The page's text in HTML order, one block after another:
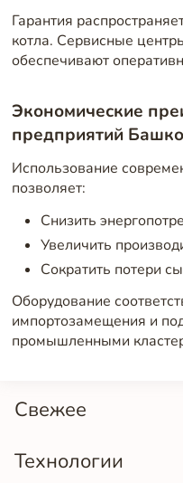
Свежее
Технологии
Гарантия
котла. Сервисные
обеспечивают
Экономические
предприятий
Использование
позволяет:
Снизить
Увеличить
Сократить потери
Оборудование
импортозамещения и
промышленными